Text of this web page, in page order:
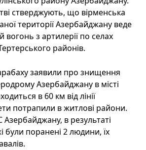
стверджують, що вірменська
території Азербайджану веде
вогонь з артилерії по селах
районів.
заявили про знищення
Азербайджану в місті
в 60 км від лінії
потрапили в житлові райони.
в результаті
були поранені 2 людини, їх